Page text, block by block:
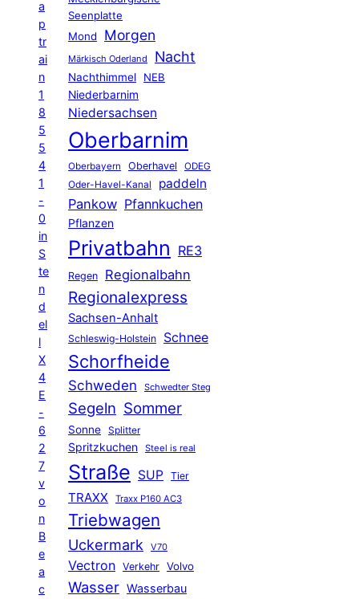
a
p
tr
ai
n
1
8
5
5
4
1
-
0
in
S
te
n
d
el
l
X
4
E
-
6
2
7
v
o
n
B
e
a
c
Seenplatte
Mond
Morgen
Märkisch Oderland Nacht
Nachthimmel
NEB
Niederbarnim
Niedersachsen
Oberbarnim
Oberbayern Oberhavel ODEG
Oder-Havel-Kanal paddeln
Pankow Pfannkuchen
Pflanzen
Privatbahn RE3
Regen Regionalbahn
Regionalexpress
Sachsen-Anhalt
Schleswig-Holstein Schnee
Schorfheide
Schweden Schwedter Steg
Segeln Sommer
Sonne Splitter
Spritzkuchen Steel is real
Straße SUP Tier
TRAXX Traxx P160 AC3
Triebwagen
Uckermark V70
Vectron Verkehr Volvo
Wasser Wasserbau